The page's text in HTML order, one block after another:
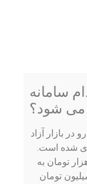
سامانه
شود؟
بازار آزاد
شده است.
پراید که زمانی بین ۴۰۰ تا ۵۰۰ هزار تومان به
تومان